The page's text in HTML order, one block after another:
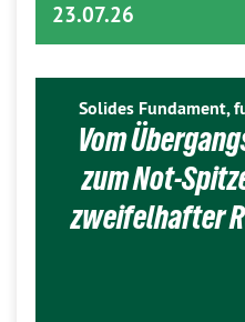
23.07.26
Solides Fundament,
Vom
zum Not-
zweifelhafter